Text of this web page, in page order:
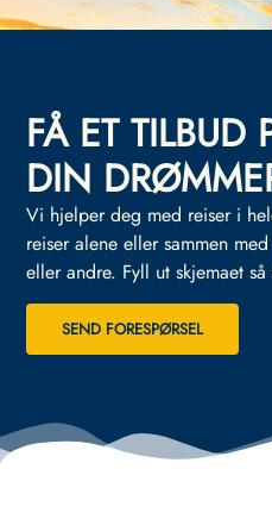
FÅ ET TILBUD
DIN
Vi hjelper deg med reiser i
reiser alene eller sammen
eller andre. Fyll ut skjemaet
SEND FORESPØRSEL